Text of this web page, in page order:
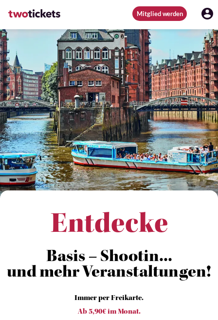
Mitglied werden
Entdecke
Basis – Shootin...
und mehr Veranstaltungen!
Immer per Freikarte.
Ab 5,90€ im Monat.